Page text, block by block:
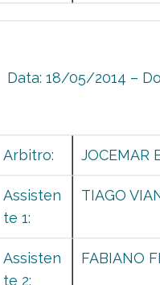
Data: 18/05/2014 –
Arbitro: JOCEMAR
Assisten
te 1:
TIAGO
Assisten
te 2:
FABIANO